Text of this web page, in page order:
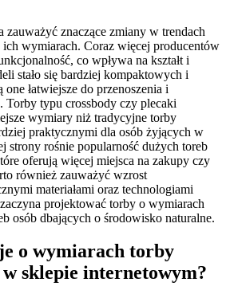
zauważyć znaczące zmiany w trendach
wymiarach. Coraz więcej producentów
co wpływa na kształt i
stało się bardziej kompaktowych i
łatwiejsze do przenoszenia i
Torby typu crossbody czy plecaki
wymiary niż tradycyjne torby
praktycznymi dla osób żyjących w
strony rośnie popularność dużych toreb
oferują więcej miejsca na zakupy czy
również zauważyć wzrost
materiałami oraz technologiami
projektować torby o wymiarach
osób dbających o środowisko naturalne.
o wymiarach torby
sklepie internetowym?